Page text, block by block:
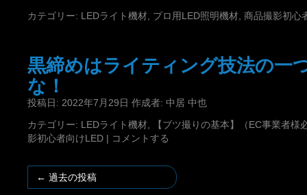
カテゴリー: LEDライト機材 プロ用LED照明機材 商品撮影初心
黒締めはライティング技法の一
な！
投稿日: 2022年7月29日 作成者: 中居 中也
カテゴリー: LEDライト機材
【ブツ撮りの基本】（EC事業者様
影初心者向けLED | コメントする
← 過去の投稿